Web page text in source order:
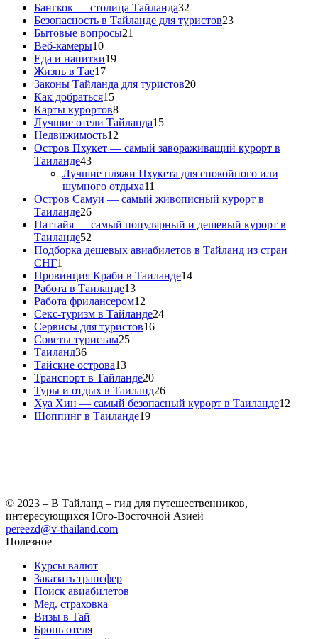
Бангкок — столица Тайланда32
Безопасность в Тайланде для туристов23
Бытовые вопросы21
Веб-камеры10
Еда и напитки19
Жизнь в Тае17
Законы Тайланда для туристов20
Как добраться15
Карты курортов8
Лучшие отели Тайланда15
Недвижимость12
Остров Пхукет — самый завораживащий курорт в
Таиланде43
Лучшие пляжи Пхукета для спокойного или
шумного отдыха11
Остров Самуи — самый живописный курорт в
Таиланде26
Паттайя — самый популярный и дешевый курорт в
Таиланде52
Подборка дешевых авиабилетов в Тайланд из стран
СНГ1
Провинция Краби в Таиланде14
Работа в Таиланде13
Работа фрилансером12
Секс-туризм в Тайланде24
Сервисы для туристов16
Советы туристам25
Таиланд36
Тайские острова13
Транспорт в Тайланде20
Туры и отдых в Таиланд26
Хуа Хин — самый безопасный курорт в Таиланде12
Шоппинг в Таиланде19
© 2023 – В Тайланд – гид для путешественников,
интересующихся Юго-Восточной Азией
pereezd@v-thailand.com
Полезное
Курсы валют
Заказать трансфер
Поиск авиабилетов
Мед. страховка
Визы в Тай
Бронь отеля